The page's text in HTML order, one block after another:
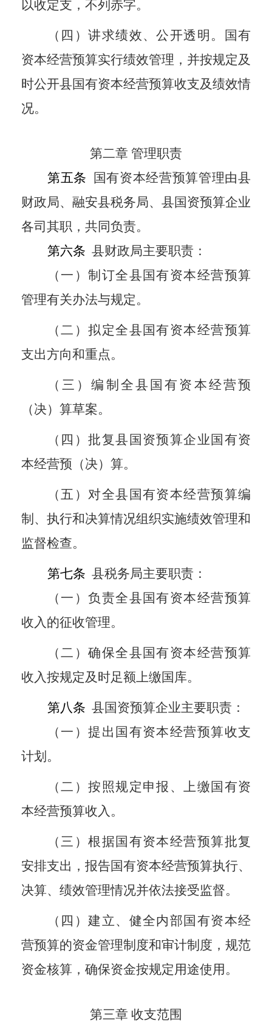
以收定支，不列赤字。
（四）讲求绩效、公开透明。国有
资本经营预算实行绩效管理，并按规定及
时公开县国有资本经营预算收支及绩效情
况。
第二章 管理职责
第五条
国有资本经营预算管理由县
财政局、融安县税务局、县国资预算企业
各司其职，共同负责。
第六条 县财政局主要职责：
（一）制订全县国有资本经营预算
管理有关办法与规定。
（二）拟定全县国有资本经营预算
支出方向和重点。
（三）编制全县国有资本经营预
（决）算草案。
（四）批复县国资预算企业国有资
本经营预（决）算。
（五）对全县国有资本经营预算编
制、执行和决算情况组织实施绩效管理和
监督检查。
第七条 县税务局主要职责：
（一）负责全县国有资本经营预算
收入的征收管理。
（二）确保全县国有资本经营预算
收入按规定及时足额上缴国库。
第八条 县国资预算企业主要职责：
（一）提出国有资本经营预算收支
计划。
（二）按照规定申报、上缴国有资
本经营预算收入。
（三）根据国有资本经营预算批复
安排支出，报告国有资本经营预算执行、
决算、绩效管理情况并依法接受监督。
（四）建立、健全内部国有资本经
营预算的资金管理制度和审计制度，规范
资金核算，确保资金按规定用途使用。
第三章 收支范围